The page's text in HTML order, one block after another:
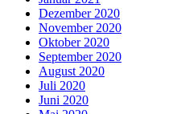
Dezember 2020
November 2020
Oktober 2020
September 2020
August 2020
Juli 2020
Juni 2020